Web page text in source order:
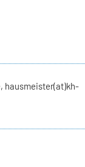
hausmeister(at)kh-